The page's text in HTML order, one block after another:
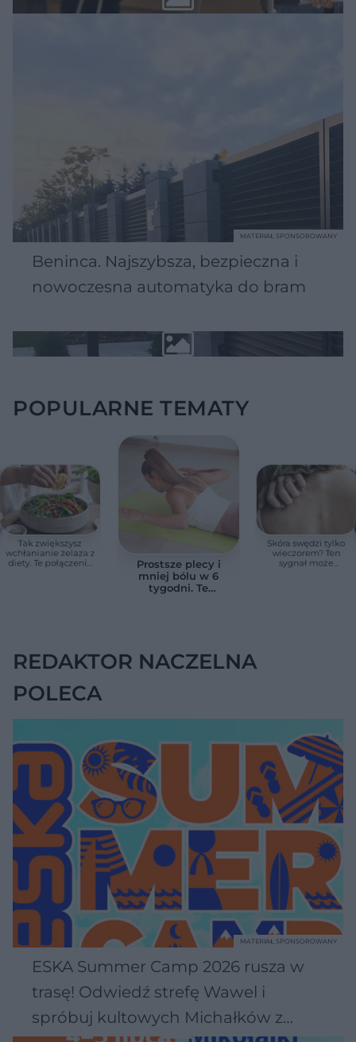
Beninca. Najszybsza, bezpieczna i
nowoczesna automatyka do bram
MATERIAŁ SPONSOROWANY
POPULARNE TEMATY
Tak zwiększysz
wchłanianie żelaza z
diety. Te połączenia
Prostsze plecy i
mniej bólu w 6
tygodni. Te
Skóra swędzi tylko
wieczorem? Ten
sygnał może
REDAKTOR NACZELNA
POLECA
ESKA Summer Camp 2026 rusza w
trasę! Odwiedź strefę Wawel i
spróbuj kultowych Michałków z
MATERIAŁ SPONSOROWANY